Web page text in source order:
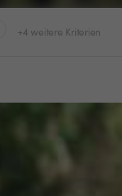
+4 weitere Kriterien